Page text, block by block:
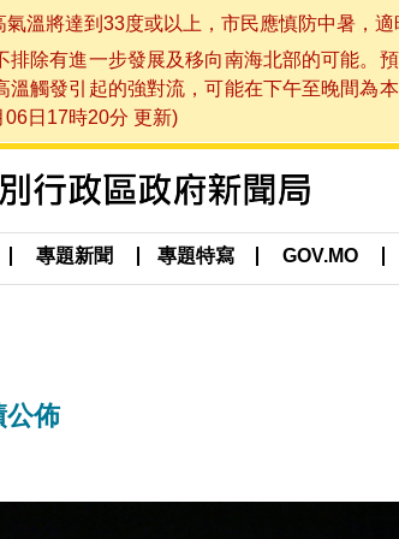
溫將達到33度或以上，市民應慎防中暑，
除有進一步發展及移向南海北部的可能。
觸發引起的強對流，可能在下午至晚間為
日17時20分 更新)
專題新聞 專題特寫 GOV.MO
公佈